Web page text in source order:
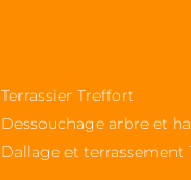
Terrassier Treffort
Dessouchage arbre et
Dallage et terrassement